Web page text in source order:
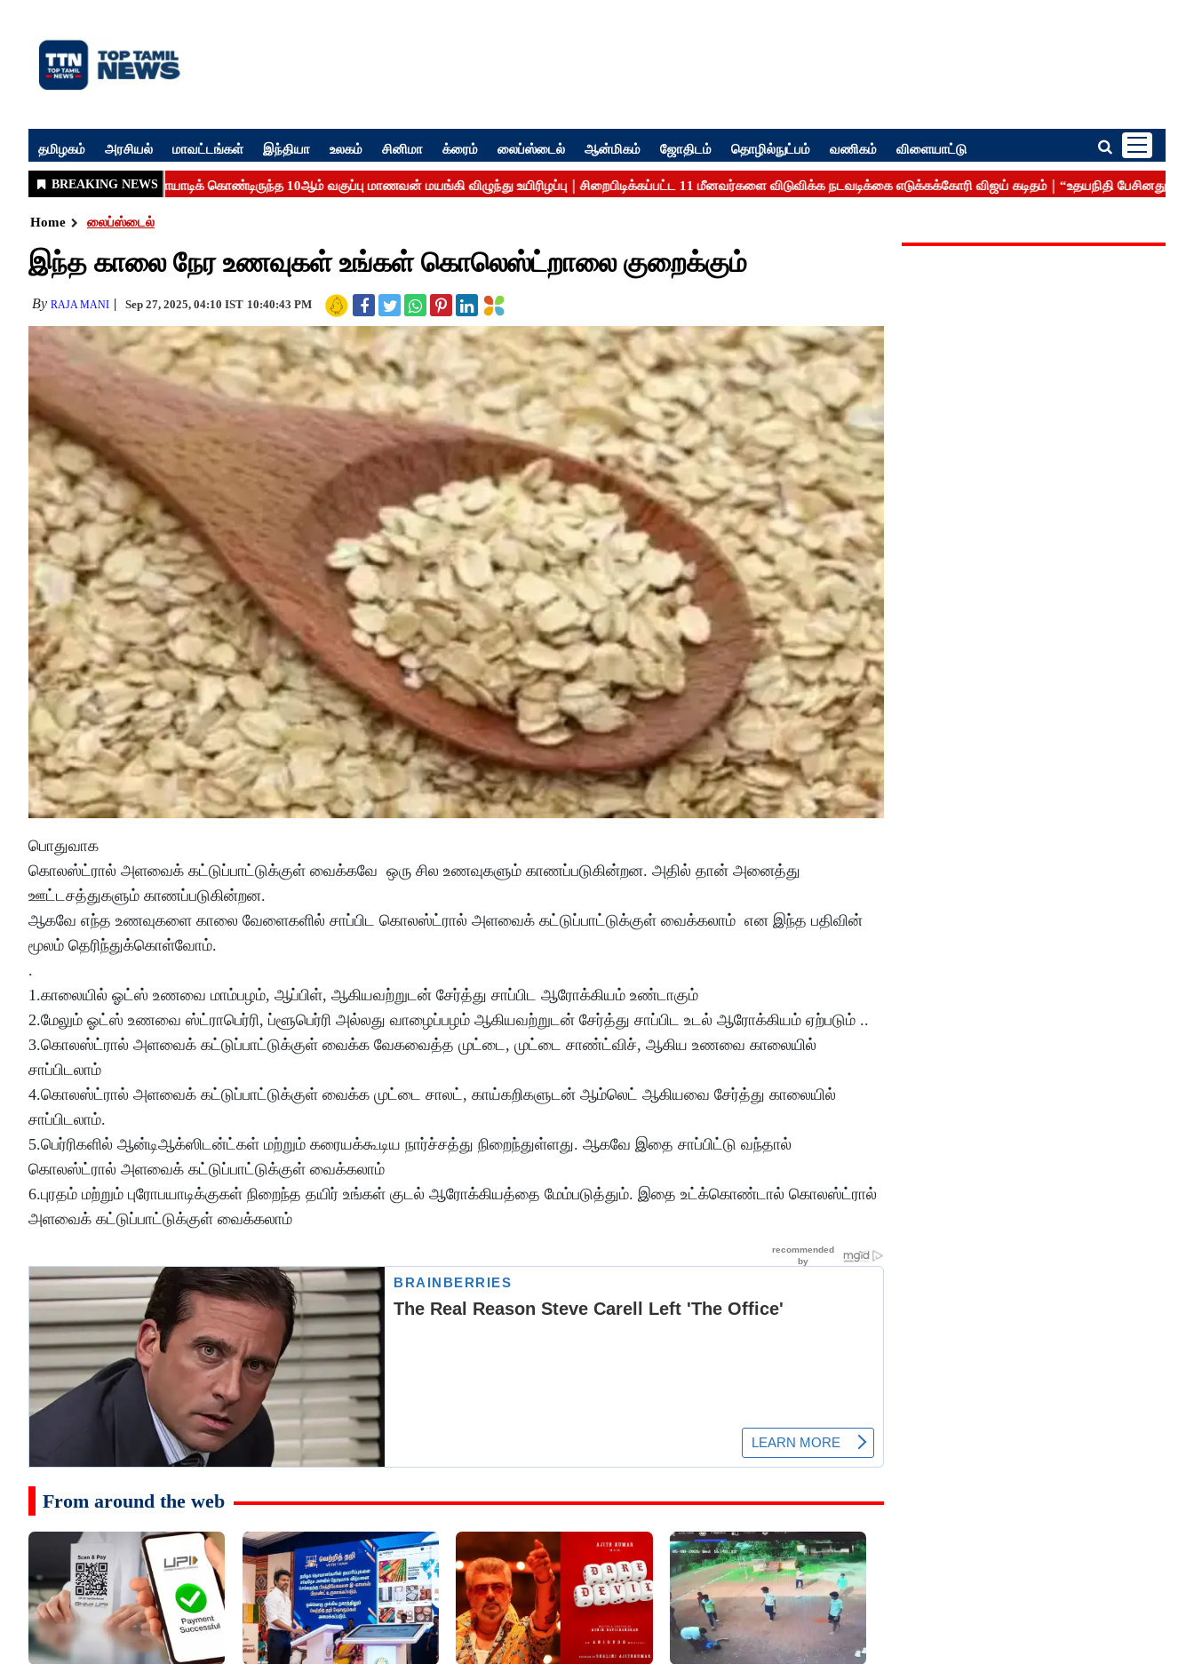
தமிழகம் அரசியல் மாவட்டங்கள் இந்தியா உலகம் சினிமா க்ரைம் லைப்ஸ்டைல் ஆன்மிகம் ஜோதிடம் தொழில்நுட்பம் வணிகம் விளையாட்டு
Home லைப்ஸ்டைல்
இந்த காலை நேர உணவுகள் உங்கள் கொலெஸ்ட்றாலை குறைக்கும்
By RAJA MANI Sep 27, 2025, 04:10 IST 10:40:43 PM
பொதுவாக
கொலஸ்ட்ரால் அளவைக் கட்டுப்பாட்டுக்குள் வைக்கவே ஒரு சில உணவுகளும் காணப்படுகின்றன. அதில் தான் அனைத்து
ஊட்டசத்துகளும் காணப்படுகின்றன.
ஆகவே எந்த உணவுகளை காலை வேளைகளில் சாப்பிட கொலஸ்ட்ரால் அளவைக் கட்டுப்பாட்டுக்குள் வைக்கலாம் என இந்த பதிவின்
மூலம் தெரிந்துக்கொள்வோம்.
.
1.காலையில் ஓட்ஸ் உணவை மாம்பழம், ஆப்பிள், ஆகியவற்றுடன் சேர்த்து சாப்பிட ஆரோக்கியம் உண்டாகும்
2.மேலும் ஓட்ஸ் உணவை ஸ்ட்ராபெர்ரி, ப்ளூபெர்ரி அல்லது வாழைப்பழம் ஆகியவற்றுடன் சேர்த்து சாப்பிட உடல் ஆரோக்கியம் ஏற்படும் ..
3.கொலஸ்ட்ரால் அளவைக் கட்டுப்பாட்டுக்குள் வைக்க வேகவைத்த முட்டை, முட்டை சாண்ட்விச், ஆகிய உணவை காலையில்
சாப்பிடலாம்
4.கொலஸ்ட்ரால் அளவைக் கட்டுப்பாட்டுக்குள் வைக்க முட்டை சாலட், காய்கறிகளுடன் ஆம்லெட் ஆகியவை சேர்த்து காலையில்
சாப்பிடலாம்.
5.பெர்ரிகளில் ஆன்டிஆக்ஸிடன்ட்கள் மற்றும் கரையக்கூடிய நார்ச்சத்து நிறைந்துள்ளது. ஆகவே இதை சாப்பிட்டு வந்தால்
கொலஸ்ட்ரால் அளவைக் கட்டுப்பாட்டுக்குள் வைக்கலாம்
6.புரதம் மற்றும் புரோபயாடிக்குகள் நிறைந்த தயிர் உங்கள் குடல் ஆரோக்கியத்தை மேம்படுத்தும். இதை உட்க்கொண்டால் கொலஸ்ட்ரால்
அளவைக் கட்டுப்பாட்டுக்குள் வைக்கலாம்
From around the web